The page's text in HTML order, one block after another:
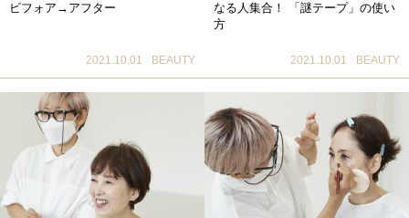
ビフォア→アフター
2021.10.01 BEAUTY
なる人集合！ 「謎テープ」の使い
方
2021.10.01 BEAUTY